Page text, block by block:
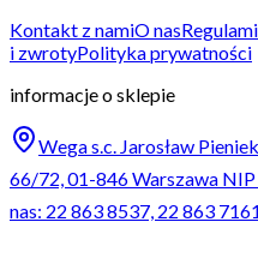
Kontakt z namiO nas
i zwrotyPolityka prywatności
informacje o sklepie
Wega s.c. Jarosław
66/72, 01-846 Warszawa
nas: 22 863 8537, 22 863 7161